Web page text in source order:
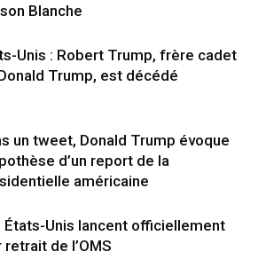
Blanche
Unis : Robert Trump, frère cadet
Trump, est décédé
un tweet, Donald Trump évoque
d’un report de la
américaine
États-Unis lancent officiellement
retrait de l’OMS